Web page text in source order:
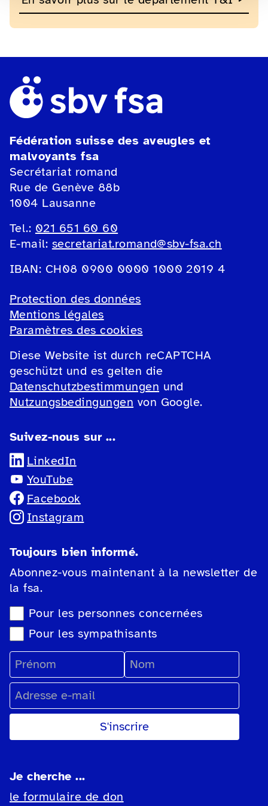
Fédération suisse des aveugles et
malvoyants fsa
Secrétariat romand
Rue de Genève 88b
1004 Lausanne
Tel.: 021 651 60 60
E-mail: secretariat.romand@sbv-fsa.ch
IBAN: CH08 0900 0000 1000 2019 4
Protection des données
Mentions légales
Paramètres des cookies
Diese Website ist durch reCAPTCHA
geschützt und es gelten die
Datenschutzbestimmungen und
Nutzungsbedingungen von Google.
Suivez-nous sur ...
LinkedIn
YouTube
Facebook
Instagram
Toujours bien informé.
Abonnez-vous maintenant à la newsletter de
la fsa.
Sélection du type de newsletter
Pour les personnes concernées
Pour les sympathisants
Prénom
Nom
Adresse e-mail
Je cherche ...
le formulaire de don